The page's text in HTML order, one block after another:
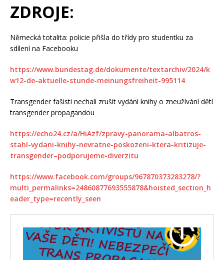
ZDROJE:
Německá totalita: policie přišla do třídy pro studentku za
sdílení na Facebooku
https://www.bundestag.de/dokumente/textarchiv/2024/k
w12-de-aktuelle-stunde-meinungsfreiheit-995114
Transgender fašisti nechali zrušit vydání knihy o zneužívání dětí
transgender propagandou
https://echo24.cz/a/HiAzf/zpravy-panorama-albatros-
stahl-vydani-knihy-nevratne-poskozeni-ktera-kritizuje-
transgender–podporujeme-diverzitu
https://www.facebook.com/groups/967870373283278/?
multi_permalinks=24860877693555878&hoisted_section_h
eader_type=recently_seen